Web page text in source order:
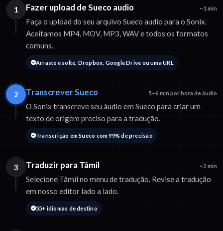
1 Fazer upload de Sueco audio ~1 min
Faça o upload do seu arquivo Sueco audio para o Sonix.
Aceitamos MP4, MOV, MP3, WAV e todos os formatos
comuns.
Arraste e solte, Dropbox, Google Drive ou uma URL
2 Transcrever Sueco 5–6 min por hora de áudio
O Sonix transcreve seu áudio em Sueco para criar um
texto de origem preciso para a tradução.
Transcrição em Sueco com 99% de precisão
3 Traduzir para Tâmil ~2 min
Selecione Tâmil no menu de tradução. Revise a tradução
em nosso editor lado a lado.
55+ idiomas de destino